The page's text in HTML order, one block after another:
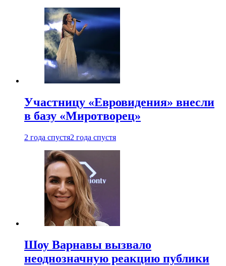
Участницу «Евровидения» внесли
в базу «Миротворец»
2 года спустя2 года спустя
Шоу Варнавы вызвало
неоднозначную реакцию публики